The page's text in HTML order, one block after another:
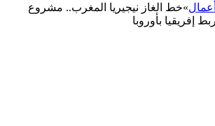
»خط الغاز نيجيريا المغرب.. مشروع